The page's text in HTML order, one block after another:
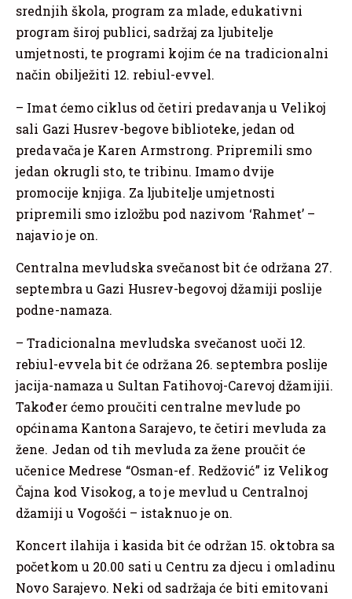
srednjih škola, program za mlade, edukativni
program široj publici, sadržaj za ljubitelje
umjetnosti, te programi kojim će na tradicionalni
način obilježiti 12. rebiul-evvel.
– Imat ćemo ciklus od četiri predavanja u Velikoj
sali Gazi Husrev-begove biblioteke, jedan od
predavača je Karen Armstrong. Pripremili smo
jedan okrugli sto, te tribinu. Imamo dvije
promocije knjiga. Za ljubitelje umjetnosti
pripremili smo izložbu pod nazivom ‘Rahmet’ –
najavio je on.
Centralna mevludska svečanost bit će održana 27.
septembra u Gazi Husrev-begovoj džamiji poslije
podne-namaza.
– Tradicionalna mevludska svečanost uoči 12.
rebiul-evvela bit će održana 26. septembra poslije
jacija-namaza u Sultan Fatihovoj-Carevoj džamijii.
Također ćemo proučiti centralne mevlude po
općinama Kantona Sarajevo, te četiri mevluda za
žene. Jedan od tih mevluda za žene proučit će
učenice Medrese “Osman-ef. Redžović” iz Velikog
Čajna kod Visokog, a to je mevlud u Centralnoj
džamiji u Vogošći – istaknuo je on.
Koncert ilahija i kasida bit će održan 15. oktobra sa
početkom u 20.00 sati u Centru za djecu i omladinu
Novo Sarajevo. Neki od sadržaja će biti emitovani